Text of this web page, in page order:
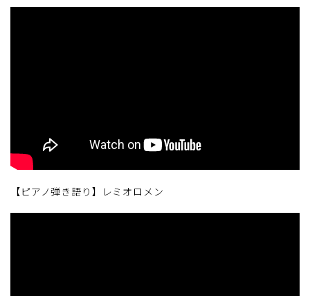
【ピアノ弾き語り】レミオロメン